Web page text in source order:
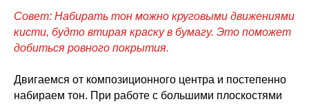
Совет: Набирать тон можно круговыми движениями
кисти, будто втирая краску в бумагу. Это поможет
добиться ровного покрытия.
Двигаемся от композиционного центра и постепенно
набираем тон. При работе с большими плоскостями